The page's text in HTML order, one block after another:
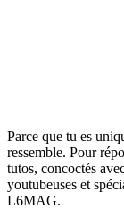
Parce que tu es
ressemble. Pour
tutos, concoctés
youtubeuses et
L6MAG.